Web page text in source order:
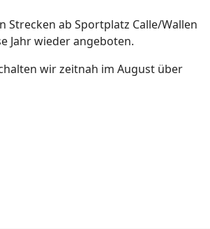
Strecken ab Sportplatz Calle/Wallen
Jahr wieder angeboten.
wir zeitnah im August über